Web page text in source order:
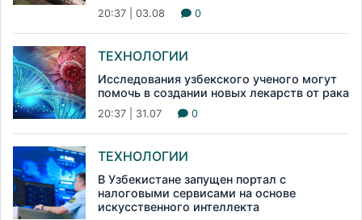
20:37 | 03.08 0
ТЕХНОЛОГИИ
Исследования узбекского ученого могут
помочь в создании новых лекарств от рака
20:37 | 31.07 0
ТЕХНОЛОГИИ
В Узбекистане запущен портал с
налоговыми сервисами на основе
искусственного интеллекта